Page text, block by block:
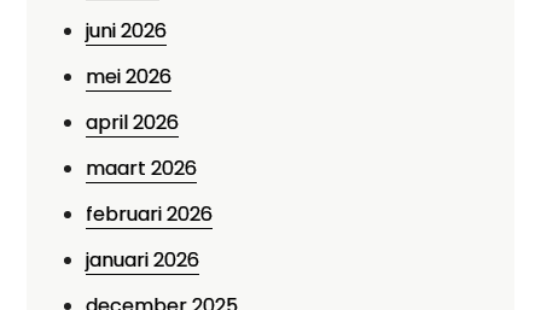
juni 2026
mei 2026
april 2026
maart 2026
februari 2026
januari 2026